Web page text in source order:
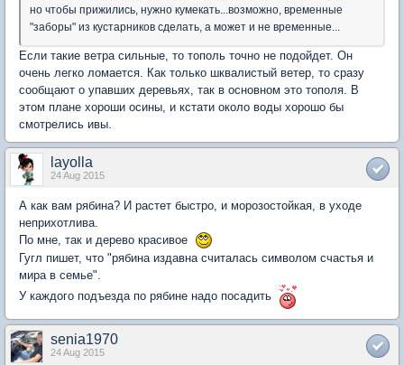
но чтобы прижились, нужно кумекать...возможно, временные
"заборы" из кустарников сделать, а может и не временные...
Если такие ветра сильные, то тополь точно не подойдет. Он
очень легко ломается. Как только шквалистый ветер, то сразу
сообщают о упавших деревьях, так в основном это тополя. В
этом плане хороши осины, и кстати около воды хорошо бы
смотрелись ивы.
layolla
24 Aug 2015
А как вам рябина? И растет быстро, и морозостойкая, в уходе
неприхотлива.
По мне, так и дерево красивое
Гугл пишет, что "рябина издавна считалась символом счастья и
мира в семье".
У каждого подъезда по рябине надо посадить
senia1970
24 Aug 2015